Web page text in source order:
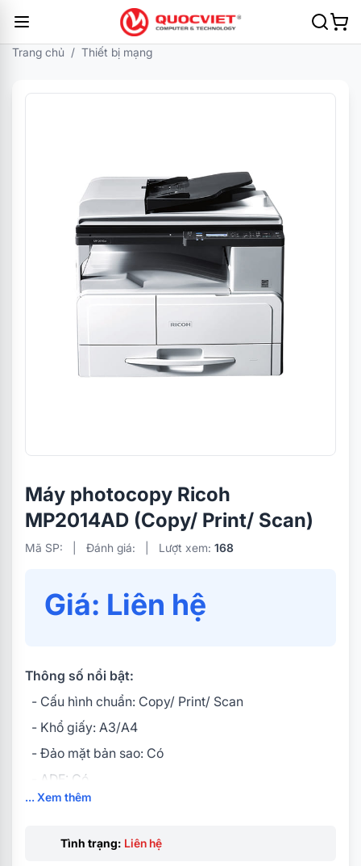
Trang chủ / Thiết bị mạng
Máy photocopy Ricoh
MP2014AD (Copy/ Print/ Scan)
Mã SP: Đánh giá: Lượt xem: 168
Giá: Liên hệ
Thông số nổi bật:
- Cấu hình chuẩn: Copy/ Print/ Scan
- Khổ giấy: A3/A4
- Đảo mặt bản sao: Có
- ADF: Có
- Cổng giao tiếp: USB2.0
... Xem thêm
Tình trạng: Liên hệ